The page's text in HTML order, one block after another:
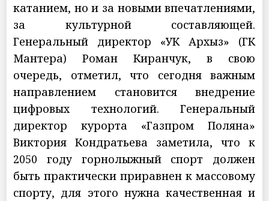
катанием, но и за новыми впечатлениями,
за культурной составляющей.
Генеральный директор «УК Архыз» (ГК
Мантера) Роман Киранчук, в свою
очередь, отметил, что сегодня важным
направлением становится внедрение
цифровых технологий. Генеральный
директор курорта «Газпром Поляна»
Виктория Кондратьева заметила, что к
2050 году горнолыжный спорт должен
быть практически приравнен к массовому
спорту, для этого нужна качественная и